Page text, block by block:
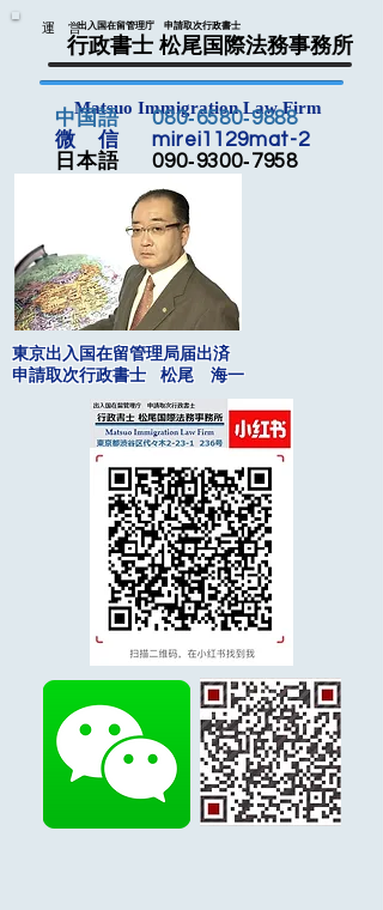
行政書士 松尾国際法務事務所
出入国在留管理庁 申請取次行政書士
運 営
Matsuo Immigration Law Firm
中国語 080‐6580‐9888
微 信 mirei1129mat-2
日本語 090‐9300‐7958
東京出入国在留管理局届出済
申請取次行政書士 松尾 海一